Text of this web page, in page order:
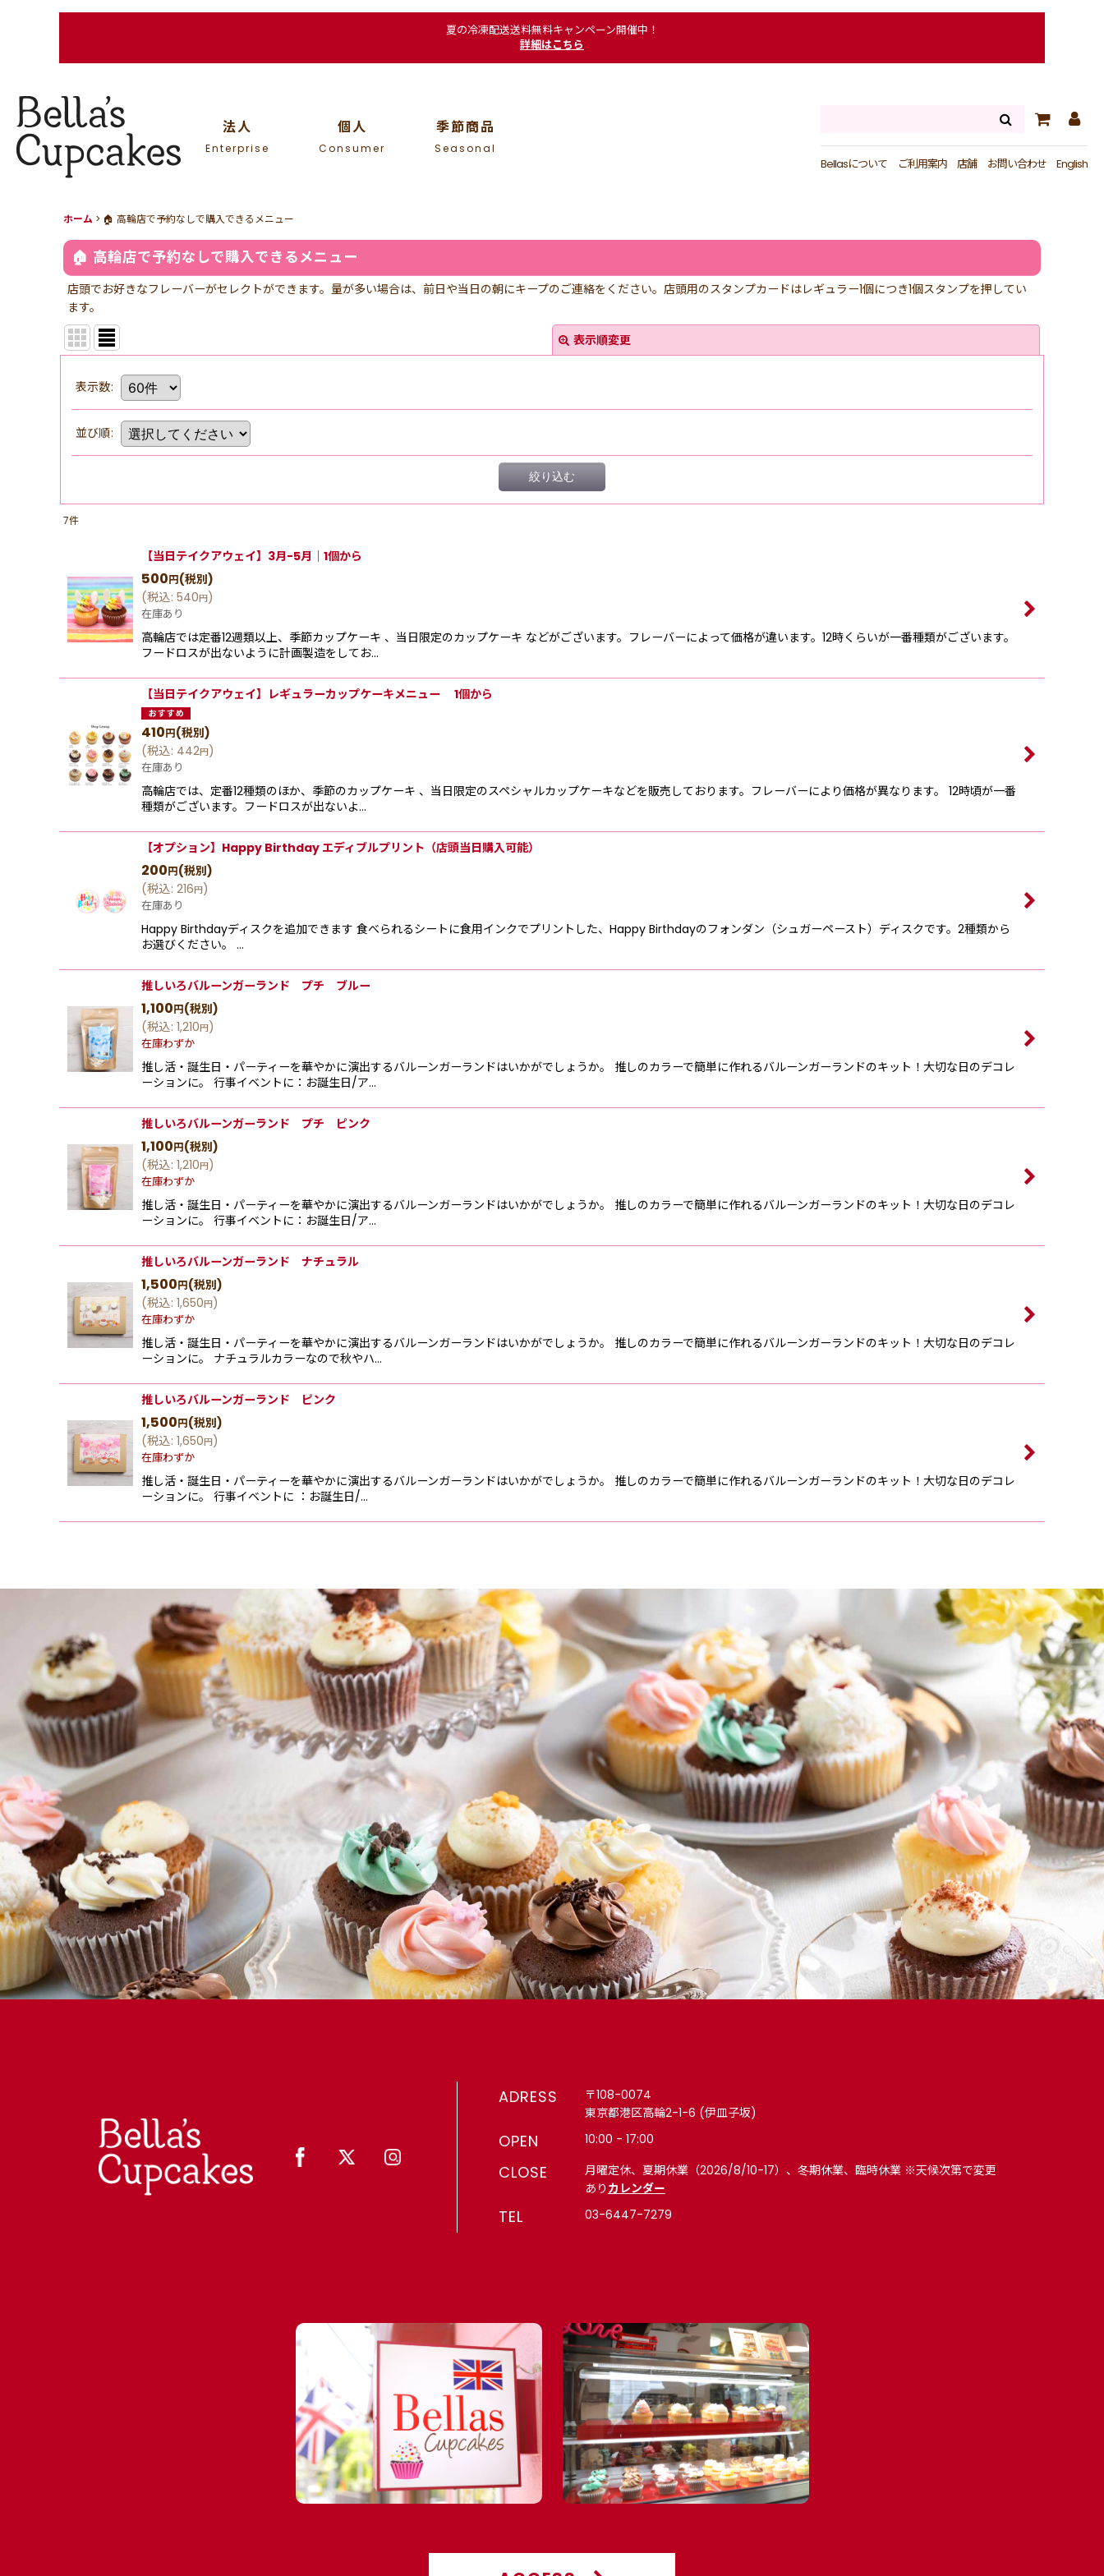
夏の冷凍配送送料無料キャンペーン開催中！
詳細はこちら
法人
Enterprise
個人
Consumer
季節商品
Seasonal
Bellasについて ご利用案内 店舗 お問い合わせ English
ホーム > 🏠 高輪店で予約なしで購入できるメニュー
🏠 高輪店で予約なしで購入できるメニュー
店頭でお好きなフレーバーがセレクトができます。量が多い場合は、前日や当日の朝にキープのご連絡をください。店頭用のスタンプカードはレギュラー1個につき1個スタンプを押してい
ます。
表示順変更
表示数:
並び順:
絞り込む
7件
【当日テイクアウェイ】3月-5月｜1個から
500円(税別)
(税込: 540円)
在庫あり
高輪店では定番12週類以上、季節カップケーキ 、当日限定のカップケーキ などがございます。フレーバーによって価格が違います。12時くらいが一番種類がございます。
フードロスが出ないように計画製造をしてお…
【当日テイクアウェイ】レギュラーカップケーキメニュー 1個から
410円(税別)
(税込: 442円)
在庫あり
高輪店では、定番12種類のほか、季節のカップケーキ 、当日限定のスペシャルカップケーキなどを販売しております。フレーバーにより価格が異なります。 12時頃が一番
種類がございます。フードロスが出ないよ…
【オプション】Happy Birthday エディブルプリント（店頭当日購入可能）
200円(税別)
(税込: 216円)
在庫あり
Happy Birthdayディスクを追加できます 食べられるシートに食用インクでプリントした、Happy Birthdayのフォンダン（シュガーペースト）ディスクです。2種類から
お選びください。 …
推しいろバルーンガーランド プチ ブルー
1,100円(税別)
(税込: 1,210円)
在庫わずか
推し活・誕生日・パーティーを華やかに演出するバルーンガーランドはいかがでしょうか。 推しのカラーで簡単に作れるバルーンガーランドのキット！大切な日のデコレ
ーションに。 行事イベントに：お誕生日/ア…
推しいろバルーンガーランド プチ ピンク
1,100円(税別)
(税込: 1,210円)
在庫わずか
推し活・誕生日・パーティーを華やかに演出するバルーンガーランドはいかがでしょうか。 推しのカラーで簡単に作れるバルーンガーランドのキット！大切な日のデコレ
ーションに。 行事イベントに：お誕生日/ア…
推しいろバルーンガーランド ナチュラル
1,500円(税別)
(税込: 1,650円)
在庫わずか
推し活・誕生日・パーティーを華やかに演出するバルーンガーランドはいかがでしょうか。 推しのカラーで簡単に作れるバルーンガーランドのキット！大切な日のデコレ
ーションに。 ナチュラルカラーなので秋やハ…
推しいろバルーンガーランド ピンク
1,500円(税別)
(税込: 1,650円)
在庫わずか
推し活・誕生日・パーティーを華やかに演出するバルーンガーランドはいかがでしょうか。 推しのカラーで簡単に作れるバルーンガーランドのキット！大切な日のデコレ
ーションに。 行事イベントに ：お誕生日/…
ADRESS
〒108-0074
東京都港区高輪2-1-6 (伊皿子坂)
OPEN 10:00 - 17:00
CLOSE
月曜定休、夏期休業（2026/8/10-17）、冬期休業、臨時休業 ※天候次第で変更
あり カレンダー
TEL 03-6447-7279